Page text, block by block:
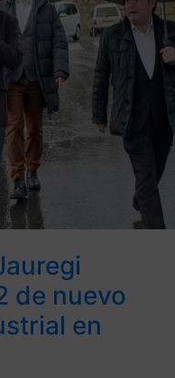
de nuevo
en